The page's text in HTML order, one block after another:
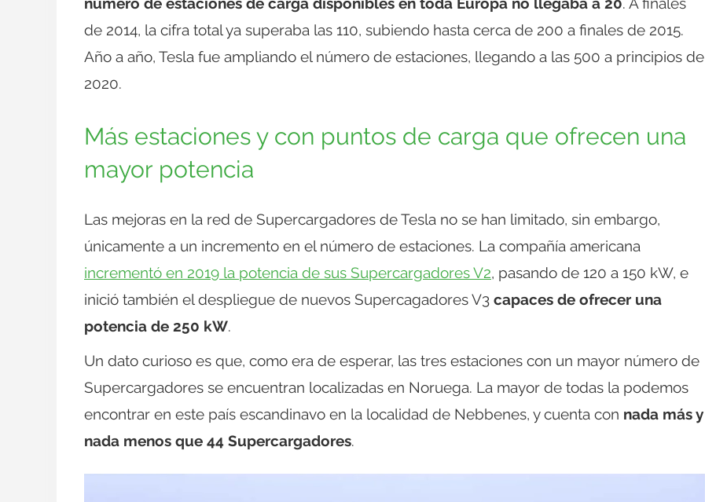
de 2014, la cifra total ya superaba las 110, subiendo hasta cerca de 200 a finales de 2015.
Año a año, Tesla fue ampliando el número de estaciones, llegando a las 500 a principios de
2020.
Más estaciones y con puntos de carga que ofrecen una
mayor potencia
Las mejoras en la red de Supercargadores de Tesla no se han limitado, sin embargo,
únicamente a un incremento en el número de estaciones. La compañía americana
incrementó en 2019 la potencia de sus Supercargadores V2, pasando de 120 a 150 kW, e
inició también el despliegue de nuevos Supercagadores V3 capaces de ofrecer una
potencia de 250 kW.
Un dato curioso es que, como era de esperar, las tres estaciones con un mayor número de
Supercargadores se encuentran localizadas en Noruega. La mayor de todas la podemos
encontrar en este país escandinavo en la localidad de Nebbenes, y cuenta con nada más y
nada menos que 44 Supercargadores.